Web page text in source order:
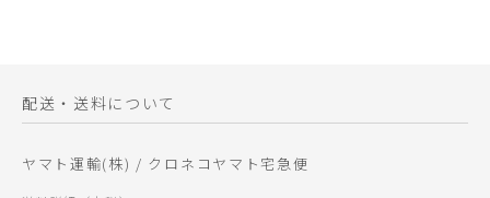
配送・送料について
ヤマト運輸(株) / クロネコヤマト宅急便